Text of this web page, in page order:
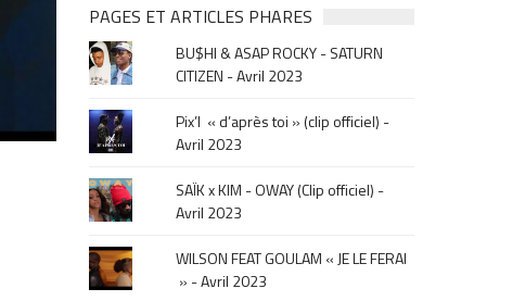
&
musique,
click
sur
le
mois
de
la
sortie
.
PAGES ET ARTICLES PHARES
BU$HI & ASAP ROCKY - SATURN
CITIZEN - Avril 2023
Pix’l « d’après toi » (clip officiel) -
Avril 2023
SAÏK x KIM - OWAY (Clip officiel) -
Avril 2023
WILSON FEAT GOULAM « JE LE FERAI
» - Avril 2023